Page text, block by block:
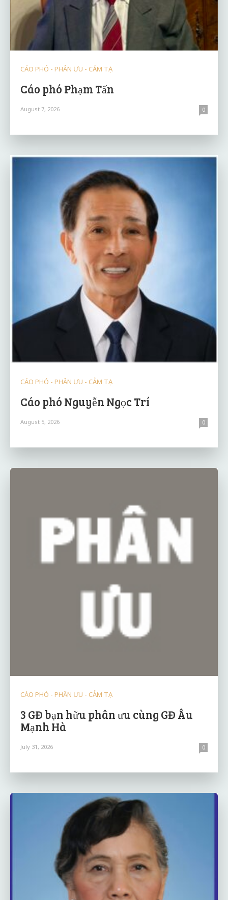
CÁO PHÓ - PHÂN ƯU - CẢM TẠ
Cáo phó Phạm Tấn
August 7, 2026 0
CÁO PHÓ - PHÂN ƯU - CẢM TẠ
Cáo phó Nguyễn Ngọc Trí
August 5, 2026 0
CÁO PHÓ - PHÂN ƯU - CẢM TẠ
3 GĐ bạn hữu phân ưu cùng GĐ Âu
Mạnh Hà
July 31, 2026 0